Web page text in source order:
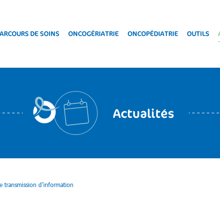
DE SOINS ONCOGÉRIATRIE ONCOPÉDIATRIE OUTILS
Actualités
transmission d’information